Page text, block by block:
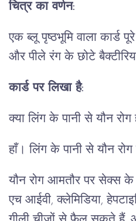
चित्र का वर्णन:
एक ब्लू पृष्ठभूमि वाला कार्ड
और पीले रंग के छोटे
कार्ड पर लिखा है:
क्या लिंग के पानी से यौन
हाँ। लिंग के पानी से यौन
यौन रोग आमतौर पर सेक्स
एच आईवी, क्लेमिडिया,